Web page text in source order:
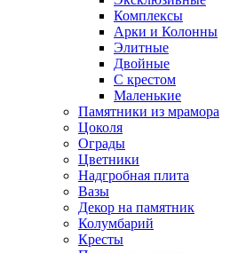
Комплексы
Арки и Колонны
Элитные
Двойные
С крестом
Маленькие
Памятники из мрамора
Цоколя
Ограды
Цветники
Надгробная плита
Вазы
Декор на памятник
Колумбарий
Кресты